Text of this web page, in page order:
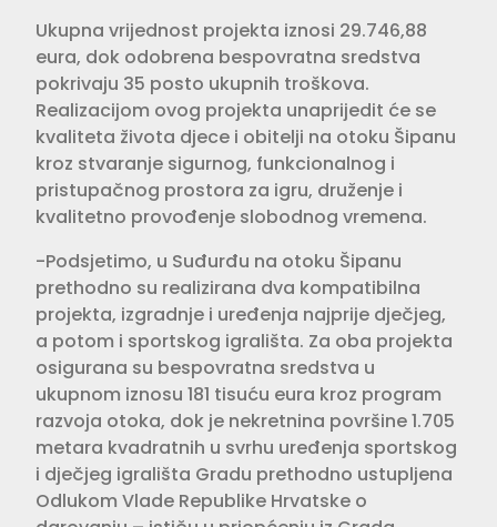
Ukupna vrijednost projekta iznosi 29.746,88
eura, dok odobrena bespovratna sredstva
pokrivaju 35 posto ukupnih troškova.
Realizacijom ovog projekta unaprijedit će se
kvaliteta života djece i obitelji na otoku Šipanu
kroz stvaranje sigurnog, funkcionalnog i
pristupačnog prostora za igru, druženje i
kvalitetno provođenje slobodnog vremena.
-Podsjetimo, u Suđurđu na otoku Šipanu
prethodno su realizirana dva kompatibilna
projekta, izgradnje i uređenja najprije dječjeg,
a potom i sportskog igrališta. Za oba projekta
osigurana su bespovratna sredstva u
ukupnom iznosu 181 tisuću eura kroz program
razvoja otoka, dok je nekretnina površine 1.705
metara kvadratnih u svrhu uređenja sportskog
i dječjeg igrališta Gradu prethodno ustupljena
Odlukom Vlade Republike Hrvatske o